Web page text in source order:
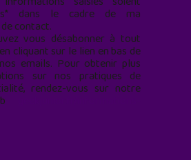
dans le cadre de ma
contact.
vous désabonner à tout
cliquant sur le lien en bas de
emails. Pour obtenir plus
sur nos pratiques de
rendez-vous sur notre